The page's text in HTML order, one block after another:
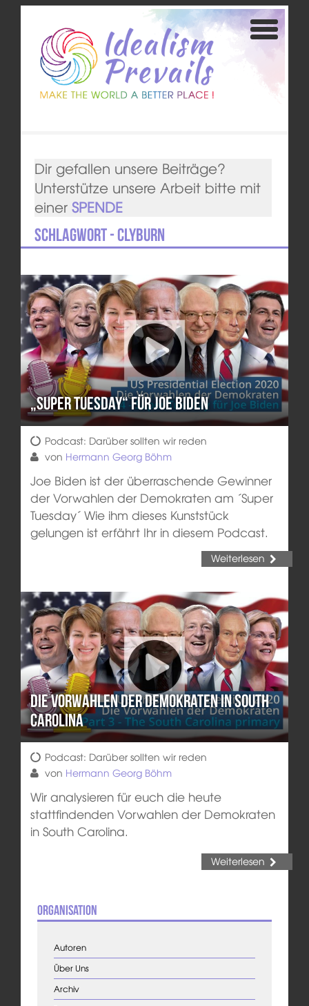
Dir gefallen unsere Beiträge?
Unterstütze unsere Arbeit bitte mit
einer SPENDE
Schlagwort - Clyburn
„Super Tuesday“ für Joe Biden
Podcast: Darüber sollten wir reden
von Hermann Georg Böhm
Joe Biden ist der überraschende Gewinner
der Vorwahlen der Demokraten am ´Super
Tuesday´ Wie ihm dieses Kunststück
gelungen ist erfährt Ihr in diesem Podcast.
Weiterlesen
Die Vorwahlen der Demokraten in South
Carolina
Podcast: Darüber sollten wir reden
von Hermann Georg Böhm
Wir analysieren für euch die heute
stattfindenden Vorwahlen der Demokraten
in South Carolina.
Weiterlesen
Organisation
Autoren
Über Uns
Archiv